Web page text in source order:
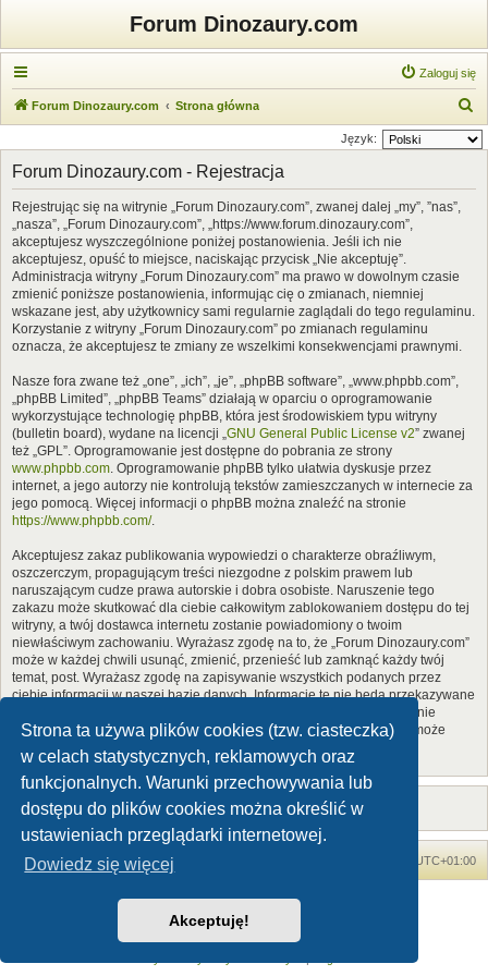
Strona ta używa plików cookies (tzw. ciasteczka)
w celach statystycznych, reklamowych oraz
funkcjonalnych. Warunki przechowywania lub
dostępu do plików cookies można określić w
ustawieniach przeglądarki internetowej.
Dowiedz się więcej
Akceptuję!
Forum Dinozaury.com
Zaloguj się
Forum Dinozaury.com Strona główna
z
Język:
Forum Dinozaury.com - Rejestracja
Rejestrując się na witrynie „Forum Dinozaury.com”, zwanej dalej „my”, ”nas”,
„nasza”, „Forum Dinozaury.com”, „https://www.forum.dinozaury.com”,
akceptujesz wyszczególnione poniżej postanowienia. Jeśli ich nie
akceptujesz, opuść to miejsce, naciskając przycisk „Nie akceptuję”.
Administracja witryny „Forum Dinozaury.com” ma prawo w dowolnym czasie
zmienić poniższe postanowienia, informując cię o zmianach, niemniej
wskazane jest, aby użytkownicy sami regularnie zaglądali do tego regulaminu.
Korzystanie z witryny „Forum Dinozaury.com” po zmianach regulaminu
oznacza, że akceptujesz te zmiany ze wszelkimi konsekwencjami prawnymi.
Nasze fora zwane też „one”, „ich”, „je”, „phpBB software”, „www.phpbb.com”,
„phpBB Limited”, „phpBB Teams” działają w oparciu o oprogramowanie
wykorzystujące technologię phpBB, która jest środowiskiem typu witryny
(bulletin board), wydane na licencji „GNU General Public License v2” zwanej
też „GPL”. Oprogramowanie jest dostępne do pobrania ze strony
www.phpbb.com. Oprogramowanie phpBB tylko ułatwia dyskusje przez
internet, a jego autorzy nie kontrolują tekstów zamieszczanych w internecie za
jego pomocą. Więcej informacji o phpBB można znaleźć na stronie
https://www.phpbb.com/.
Akceptujesz zakaz publikowania wypowiedzi o charakterze obraźliwym,
oszczerczym, propagującym treści niezgodne z polskim prawem lub
naruszającym cudze prawa autorskie i dobra osobiste. Naruszenie tego
zakazu może skutkować dla ciebie całkowitym zablokowaniem dostępu do tej
witryny, a twój dostawca internetu zostanie powiadomiony o twoim
niewłaściwym zachowaniu. Wyrażasz zgodę na to, że „Forum Dinozaury.com”
może w każdej chwili usunąć, zmienić, przenieść lub zamknąć każdy twój
temat, post. Wyrażasz zgodę na zapisywanie wszystkich podanych przez
ciebie informacji w naszej bazie danych. Informacje te nie będą przekazywane
nikomu bez twojej zgody, ale ani „Forum Dinozaury.com”, ani phpBB nie
ponosi odpowiedzialności za włamania do witryny, podczas których może
dojść do kradzieży danych.
Forum Dinozaury.com UTC+01:00
Dinozaury.com© 2006-2020
Technologię dostarczaphpBB® Forum Software © phpBB Limited
Polski pakiet językowy dostarcza